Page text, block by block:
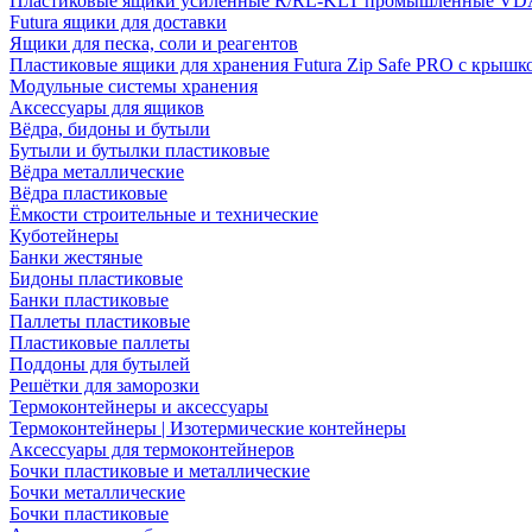
Futura ящики для доставки
Ящики для песка, соли и реагентов
Пластиковые ящики для хранения Futura Zip Safe PRO с
Модульные системы хранения
Аксессуары для ящиков
Вёдра, бидоны и бутыли
Бутыли и бутылки пластиковые
Вёдра металлические
Вёдра пластиковые
Ёмкости строительные и технические
Куботейнеры
Банки жестяные
Бидоны пластиковые
Банки пластиковые
Паллеты пластиковые
Пластиковые паллеты
Поддоны для бутылей
Решётки для заморозки
Термоконтейнеры и аксессуары
Термоконтейнеры | Изотермические контейнеры
Аксессуары для термоконтейнеров
Бочки пластиковые и металлические
Бочки металлические
Бочки пластиковые